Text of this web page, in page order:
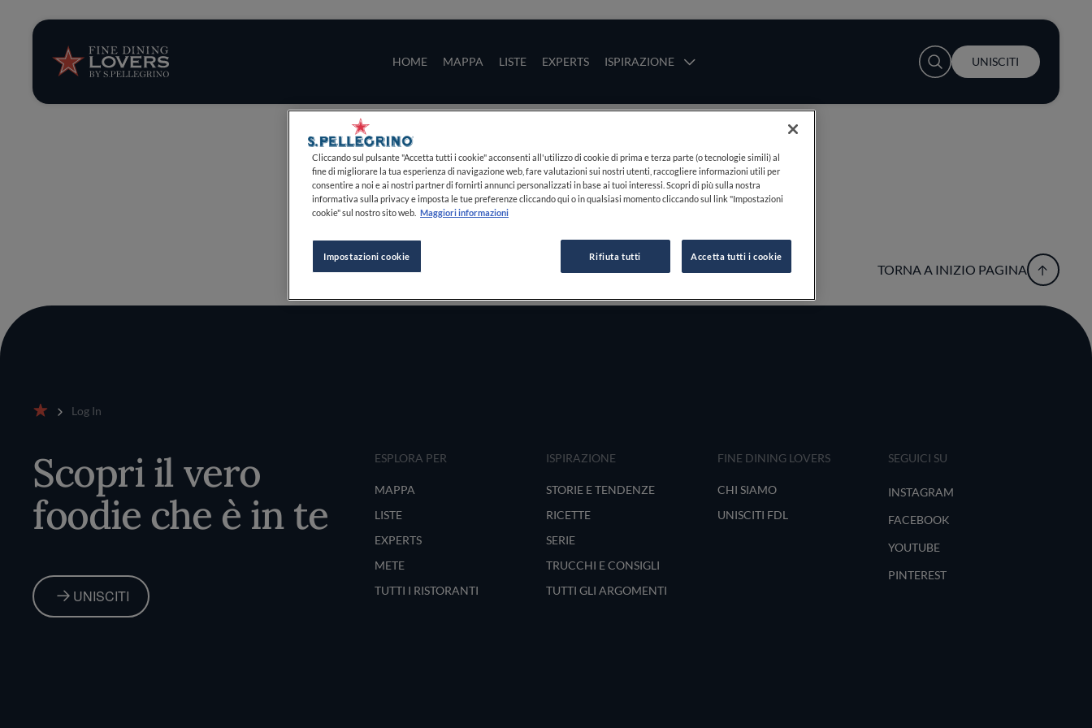
HOME MAPPA LISTE EXPERTS ISPIRAZIONE
Storie e tendenze
Ricette
Trucchi e consigli
User account menu
UNISCITI
TORNA A INIZIO PAGINA
Log In
Scopri il vero
foodie che è in te
UNISCITI
ESPLORA PER
MAPPA
LISTE
EXPERTS
METE
TUTTI I RISTORANTI
ISPIRAZIONE
STORIE E TENDENZE
RICETTE
SERIE
TRUCCHI E CONSIGLI
TUTTI GLI ARGOMENTI
FINE DINING LOVERS
CHI SIAMO
UNISCITI FDL
SEGUICI SU
INSTAGRAM
FACEBOOK
YOUTUBE
PINTEREST
Cliccando sul pulsante "Accetta tutti i cookie" acconsenti all'utilizzo di cookie di prima e terza parte (o tecnologie simili) al
fine di migliorare la tua esperienza di navigazione web, fare valutazioni sui nostri utenti, raccogliere informazioni utili per
consentire a noi e ai nostri partner di fornirti annunci personalizzati in base ai tuoi interessi. Scopri di più sulla nostra
informativa sulla privacy e imposta le tue preferenze cliccando qui o in qualsiasi momento cliccando sul link "Impostazioni
cookie" sul nostro sito web. Maggiori informazioni
Impostazioni cookie Rifiuta tutti Accetta tutti i cookie